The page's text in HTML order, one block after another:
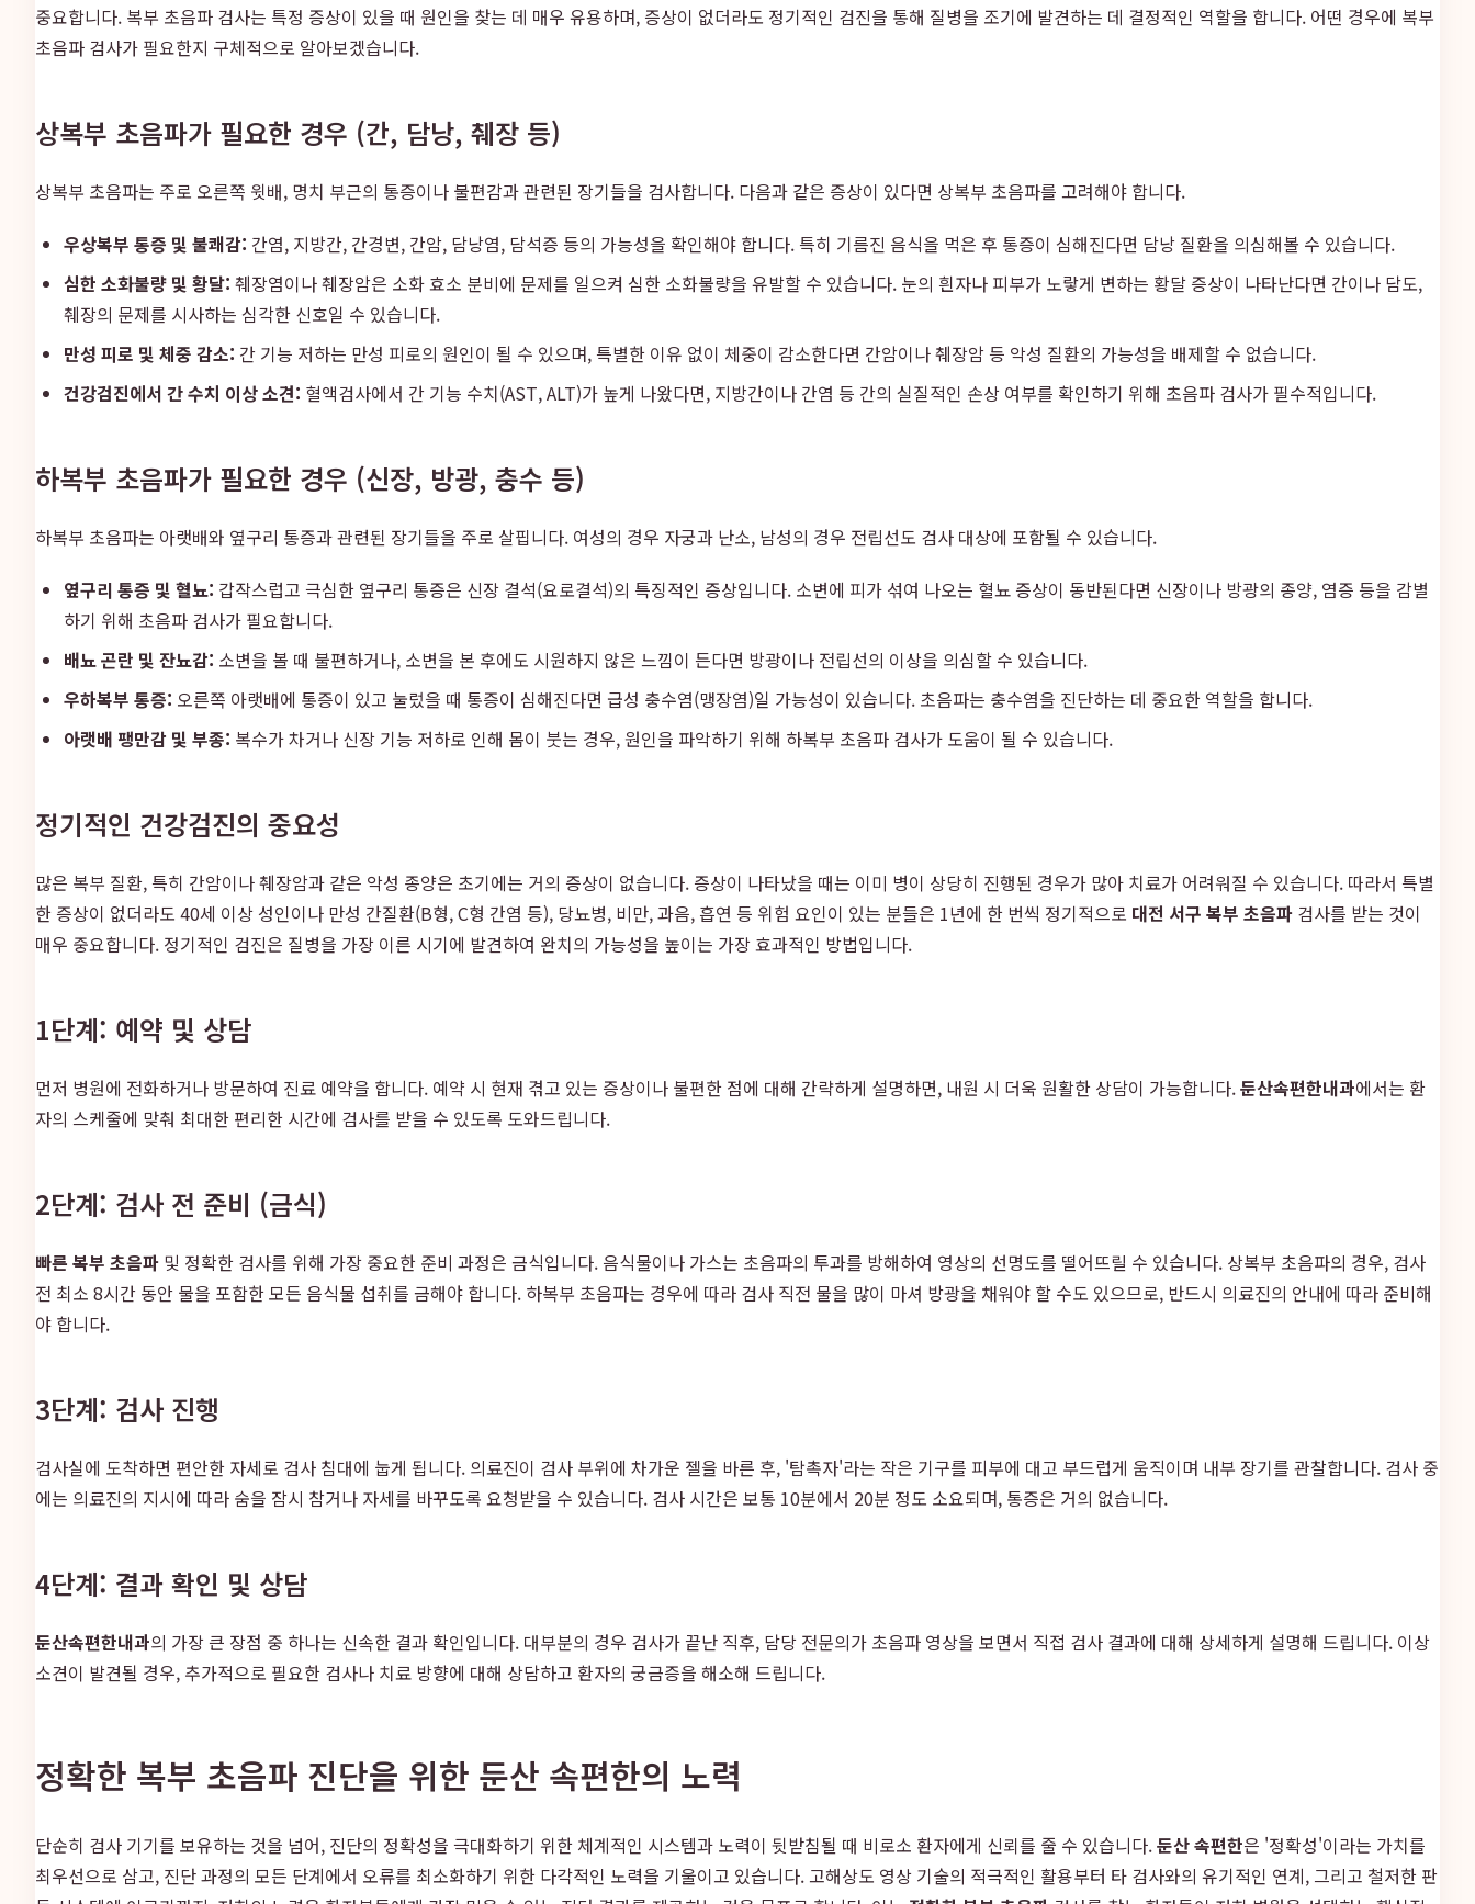
중요합니다. 복부 초음파 검사는 특정 증상이 있을 때 원인을 찾는 데 매우 유용하며, 증상이 없더라도 정기적인 검진을 통해 질병을 조기에 발견하는 데 결정적인 역할을 합니다. 어떤 경우에 복부
초음파 검사가 필요한지 구체적으로 알아보겠습니다.
상복부 초음파가 필요한 경우 (간, 담낭, 췌장 등)
상복부 초음파는 주로 오른쪽 윗배, 명치 부근의 통증이나 불편감과 관련된 장기들을 검사합니다. 다음과 같은 증상이 있다면 상복부 초음파를 고려해야 합니다.
우상복부 통증 및 불쾌감: 간염, 지방간, 간경변, 간암, 담낭염, 담석증 등의 가능성을 확인해야 합니다. 특히 기름진 음식을 먹은 후 통증이 심해진다면 담낭 질환을 의심해볼 수 있습니다.
심한 소화불량 및 황달: 췌장염이나 췌장암은 소화 효소 분비에 문제를 일으켜 심한 소화불량을 유발할 수 있습니다. 눈의 흰자나 피부가 노랗게 변하는 황달 증상이 나타난다면 간이나 담도,
췌장의 문제를 시사하는 심각한 신호일 수 있습니다.
만성 피로 및 체중 감소: 간 기능 저하는 만성 피로의 원인이 될 수 있으며, 특별한 이유 없이 체중이 감소한다면 간암이나 췌장암 등 악성 질환의 가능성을 배제할 수 없습니다.
건강검진에서 간 수치 이상 소견: 혈액검사에서 간 기능 수치(AST, ALT)가 높게 나왔다면, 지방간이나 간염 등 간의 실질적인 손상 여부를 확인하기 위해 초음파 검사가 필수적입니다.
하복부 초음파가 필요한 경우 (신장, 방광, 충수 등)
하복부 초음파는 아랫배와 옆구리 통증과 관련된 장기들을 주로 살핍니다. 여성의 경우 자궁과 난소, 남성의 경우 전립선도 검사 대상에 포함될 수 있습니다.
옆구리 통증 및 혈뇨: 갑작스럽고 극심한 옆구리 통증은 신장 결석(요로결석)의 특징적인 증상입니다. 소변에 피가 섞여 나오는 혈뇨 증상이 동반된다면 신장이나 방광의 종양, 염증 등을 감별
하기 위해 초음파 검사가 필요합니다.
배뇨 곤란 및 잔뇨감: 소변을 볼 때 불편하거나, 소변을 본 후에도 시원하지 않은 느낌이 든다면 방광이나 전립선의 이상을 의심할 수 있습니다.
우하복부 통증: 오른쪽 아랫배에 통증이 있고 눌렀을 때 통증이 심해진다면 급성 충수염(맹장염)일 가능성이 있습니다. 초음파는 충수염을 진단하는 데 중요한 역할을 합니다.
아랫배 팽만감 및 부종: 복수가 차거나 신장 기능 저하로 인해 몸이 붓는 경우, 원인을 파악하기 위해 하복부 초음파 검사가 도움이 될 수 있습니다.
정기적인 건강검진의 중요성
많은 복부 질환, 특히 간암이나 췌장암과 같은 악성 종양은 초기에는 거의 증상이 없습니다. 증상이 나타났을 때는 이미 병이 상당히 진행된 경우가 많아 치료가 어려워질 수 있습니다. 따라서 특별
한 증상이 없더라도 40세 이상 성인이나 만성 간질환(B형, C형 간염 등), 당뇨병, 비만, 과음, 흡연 등 위험 요인이 있는 분들은 1년에 한 번씩 정기적으로 대전 서구 복부 초음파 검사를 받는 것이
매우 중요합니다. 정기적인 검진은 질병을 가장 이른 시기에 발견하여 완치의 가능성을 높이는 가장 효과적인 방법입니다.
1단계: 예약 및 상담
먼저 병원에 전화하거나 방문하여 진료 예약을 합니다. 예약 시 현재 겪고 있는 증상이나 불편한 점에 대해 간략하게 설명하면, 내원 시 더욱 원활한 상담이 가능합니다.둔산속편한내과에서는 환
자의 스케줄에 맞춰 최대한 편리한 시간에 검사를 받을 수 있도록 도와드립니다.
2단계: 검사 전 준비 (금식)
빠른 복부 초음파 및 정확한 검사를 위해 가장 중요한 준비 과정은 금식입니다. 음식물이나 가스는 초음파의 투과를 방해하여 영상의 선명도를 떨어뜨릴 수 있습니다. 상복부 초음파의 경우, 검사
전 최소 8시간 동안 물을 포함한 모든 음식물 섭취를 금해야 합니다. 하복부 초음파는 경우에 따라 검사 직전 물을 많이 마셔 방광을 채워야 할 수도 있으므로, 반드시 의료진의 안내에 따라 준비해
야 합니다.
3단계: 검사 진행
검사실에 도착하면 편안한 자세로 검사 침대에 눕게 됩니다. 의료진이 검사 부위에 차가운 젤을 바른 후, '탐촉자'라는 작은 기구를 피부에 대고 부드럽게 움직이며 내부 장기를 관찰합니다. 검사 중
에는 의료진의 지시에 따라 숨을 잠시 참거나 자세를 바꾸도록 요청받을 수 있습니다. 검사 시간은 보통 10분에서 20분 정도 소요되며, 통증은 거의 없습니다.
4단계: 결과 확인 및 상담
둔산속편한내과의 가장 큰 장점 중 하나는 신속한 결과 확인입니다. 대부분의 경우 검사가 끝난 직후, 담당 전문의가 초음파 영상을 보면서 직접 검사 결과에 대해 상세하게 설명해 드립니다. 이상
소견이 발견될 경우, 추가적으로 필요한 검사나 치료 방향에 대해 상담하고 환자의 궁금증을 해소해 드립니다.
정확한 복부 초음파 진단을 위한 둔산 속편한의 노력
단순히 검사 기기를 보유하는 것을 넘어, 진단의 정확성을 극대화하기 위한 체계적인 시스템과 노력이 뒷받침될 때 비로소 환자에게 신뢰를 줄 수 있습니다.둔산 속편한은 '정확성'이라는 가치를
최우선으로 삼고, 진단 과정의 모든 단계에서 오류를 최소화하기 위한 다각적인 노력을 기울이고 있습니다. 고해상도 영상 기술의 적극적인 활용부터 타 검사와의 유기적인 연계, 그리고 철저한 판